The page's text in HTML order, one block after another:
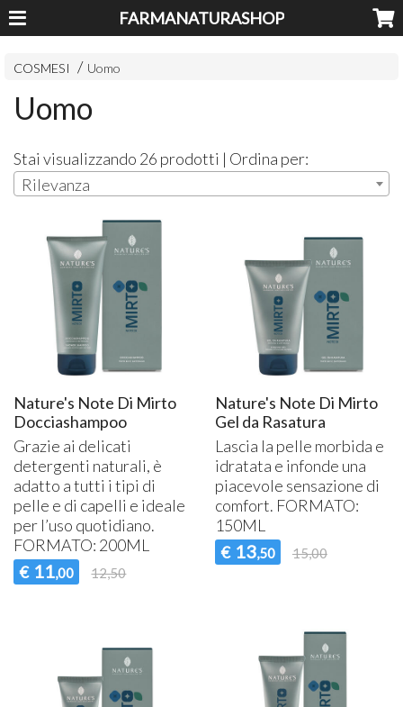
FARMANATURASHOP
COSMESI Uomo
Uomo
Stai visualizzando 26 prodotti | Ordina per:
Rilevanza
Nature's Note Di Mirto
Docciashampoo
Grazie ai delicati
detergenti naturali, è
adatto a tutti i tipi di
pelle e di capelli e ideale
per l’uso quotidiano.
FORMATO: 200ML
€ 11,00 12,50
Nature's Note Di Mirto
Gel da Rasatura
Lascia la pelle morbida e
idratata e infonde una
piacevole sensazione di
comfort. FORMATO:
150ML
€ 13,50 15,00